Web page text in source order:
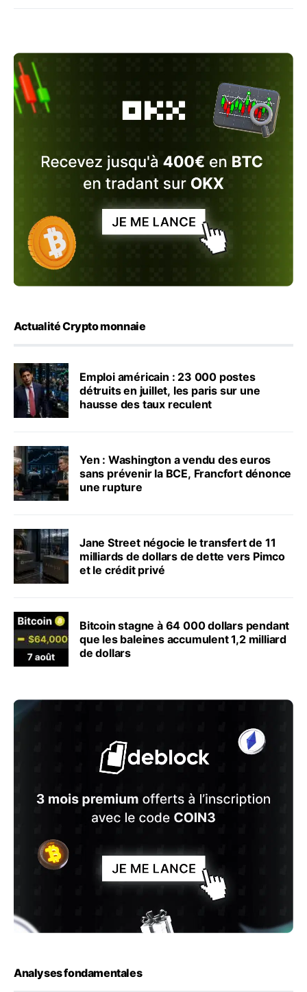
Actualité Crypto monnaie
Emploi américain : 23 000 postes
détruits en juillet, les paris sur une
hausse des taux reculent
Yen : Washington a vendu des euros
sans prévenir la BCE, Francfort dénonce
une rupture
Jane Street négocie le transfert de 11
milliards de dollars de dette vers Pimco
et le crédit privé
Bitcoin stagne à 64 000 dollars pendant
que les baleines accumulent 1,2 milliard
de dollars
Analyses fondamentales